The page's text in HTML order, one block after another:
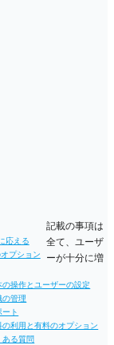
応える
プション
の操作とユーザーの設定
の管理
ート
の利用と有料のオプション
ある質問
記載の事項は
全て、ユーザ
ーが十分に増